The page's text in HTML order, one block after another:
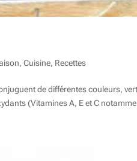
,Cuisine, Recettes
de différentes couleurs,
(Vitamines A, E et C